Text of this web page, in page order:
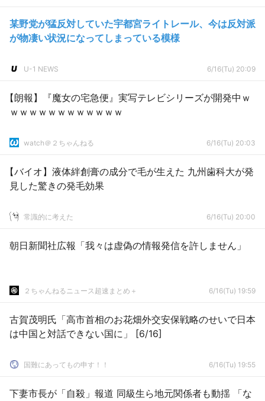
某野党が猛反対していた宇都宮ライトレール、今は反対派
が物凄い状況になってしまっている模様
U-1 NEWS 6/16(Tu) 20:09
【朗報】『魔女の宅急便』実写テレビシリーズが開発中ｗ
ｗｗｗｗｗｗｗｗｗｗｗｗ
watch＠２ちゃんねる 6/16(Tu) 20:03
【バイオ】液体絆創膏の成分で毛が生えた 九州歯科大が発
見した驚きの発毛効果
常識的に考えた 6/16(Tu) 20:00
朝日新聞社広報「我々は虚偽の情報発信を許しません」
２ちゃんねるニュース超速まとめ＋ 6/16(Tu) 19:59
古賀茂明氏「高市首相のお花畑外交安保戦略のせいで日本
は中国と対話できない国に」 [6/16]
国難にあってもの申す！！ 6/16(Tu) 19:55
下妻市長が「自殺」報道 同級生ら地元関係者も動揺 「な